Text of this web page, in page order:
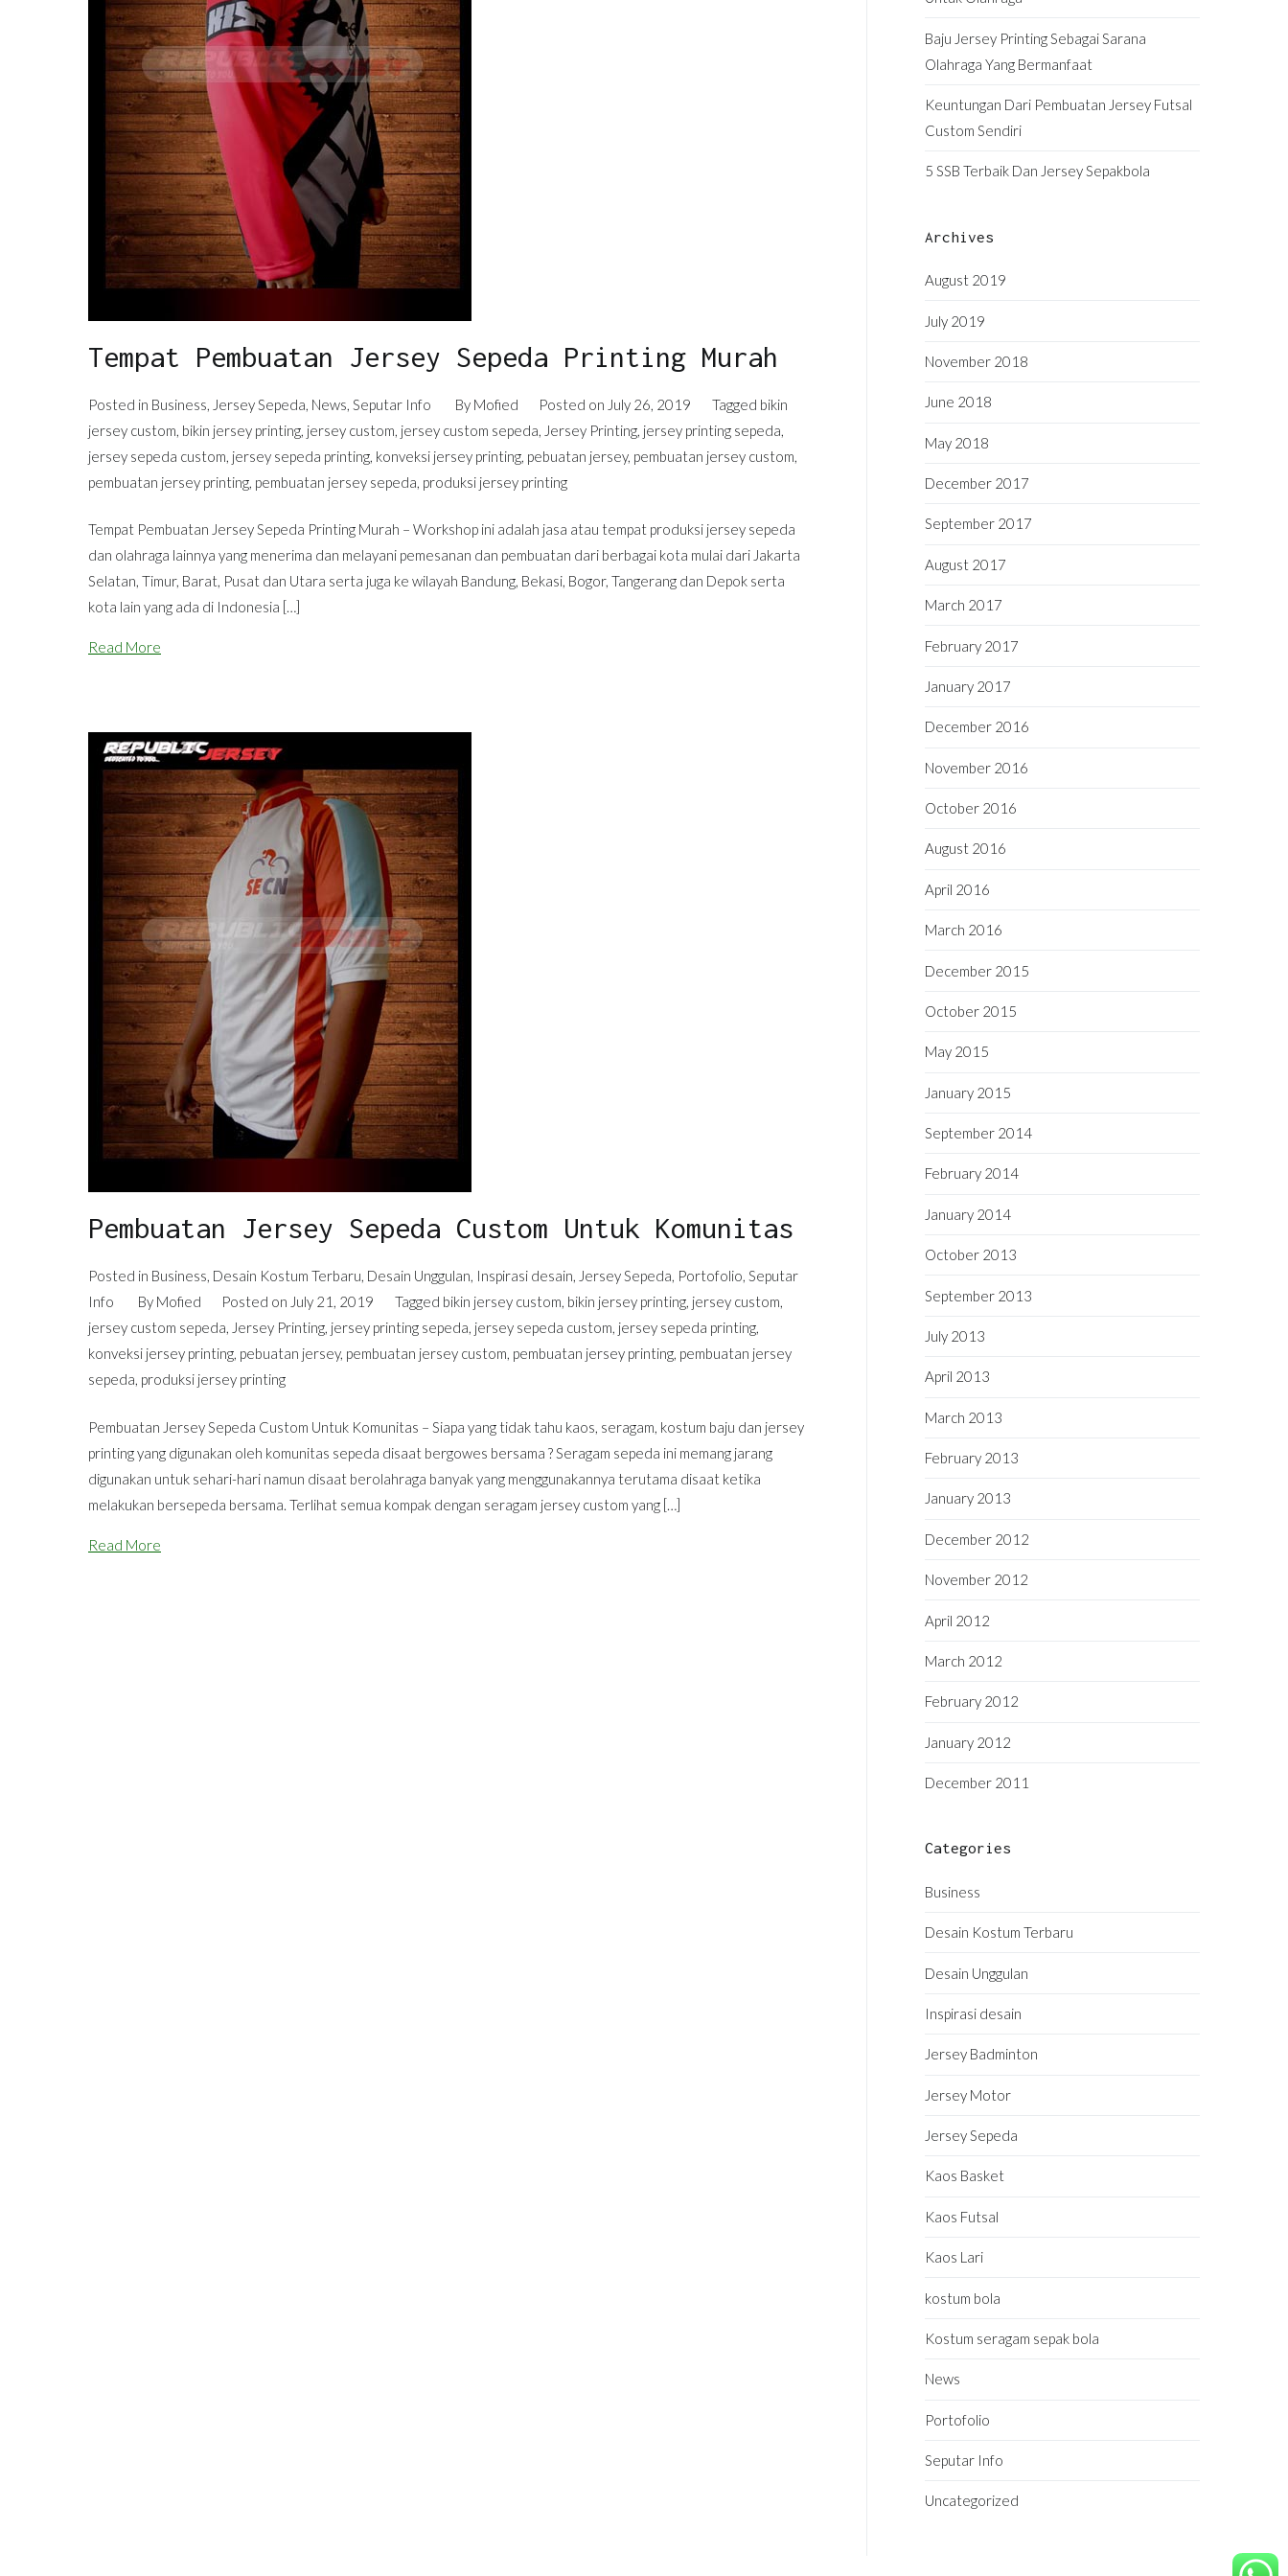
Tempat Pembuatan Jersey Sepeda Printing Murah
Posted in Business, Jersey Sepeda, News, Seputar Info By Mofied Posted on July 26, 2019 Tagged bikin
jersey custom, bikin jersey printing, jersey custom, jersey custom sepeda, Jersey Printing, jersey printing sepeda,
jersey sepeda custom, jersey sepeda printing, konveksi jersey printing, pebuatan jersey, pembuatan jersey custom,
pembuatan jersey printing, pembuatan jersey sepeda, produksi jersey printing
Tempat Pembuatan Jersey Sepeda Printing Murah – Workshop ini adalah jasa atau tempat produksi jersey sepeda
dan olahraga lainnya yang menerima dan melayani pemesanan dan pembuatan dari berbagai kota mulai dari Jakarta
Selatan, Timur, Barat, Pusat dan Utara serta juga ke wilayah Bandung, Bekasi, Bogor, Tangerang dan Depok serta
kota lain yang ada di Indonesia […]
Read More
Pembuatan Jersey Sepeda Custom Untuk Komunitas
Posted in Business, Desain Kostum Terbaru, Desain Unggulan, Inspirasi desain, Jersey Sepeda, Portofolio, Seputar
Info
By Mofied Posted on July 21, 2019 Tagged bikin jersey custom, bikin jersey printing, jersey custom,
jersey custom sepeda, Jersey Printing, jersey printing sepeda, jersey sepeda custom, jersey sepeda printing,
konveksi jersey printing, pebuatan jersey, pembuatan jersey custom, pembuatan jersey printing, pembuatan jersey
sepeda, produksi jersey printing
Pembuatan Jersey Sepeda Custom Untuk Komunitas – Siapa yang tidak tahu kaos, seragam, kostum baju dan jersey
printing yang digunakan oleh komunitas sepeda disaat bergowes bersama ? Seragam sepeda ini memang jarang
digunakan untuk sehari-hari namun disaat berolahraga banyak yang menggunakannya terutama disaat ketika
melakukan bersepeda bersama. Terlihat semua kompak dengan seragam jersey custom yang […]
Read More
Baju Jersey Printing Sebagai Sarana
Olahraga Yang Bermanfaat
Keuntungan Dari Pembuatan Jersey Futsal
Custom Sendiri
5 SSB Terbaik Dan Jersey Sepakbola
Archives
August 2019
July 2019
November 2018
June 2018
May 2018
December 2017
September 2017
August 2017
March 2017
February 2017
January 2017
December 2016
November 2016
October 2016
August 2016
April 2016
March 2016
December 2015
October 2015
May 2015
January 2015
September 2014
February 2014
January 2014
October 2013
September 2013
July 2013
April 2013
March 2013
February 2013
January 2013
December 2012
November 2012
April 2012
March 2012
February 2012
January 2012
December 2011
Categories
Business
Desain Kostum Terbaru
Desain Unggulan
Inspirasi desain
Jersey Badminton
Jersey Motor
Jersey Sepeda
Kaos Basket
Kaos Futsal
Kaos Lari
kostum bola
Kostum seragam sepak bola
News
Portofolio
Seputar Info
Uncategorized